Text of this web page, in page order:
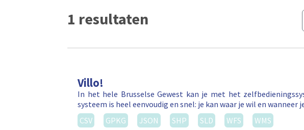
1 resultaten
Villo!
In het hele Brusselse Gewest kan je met het
systeem is heel eenvoudig en snel: je kan waar je wil en wanneer
CSV
GPKG JSON SHP SLD WFS WMS